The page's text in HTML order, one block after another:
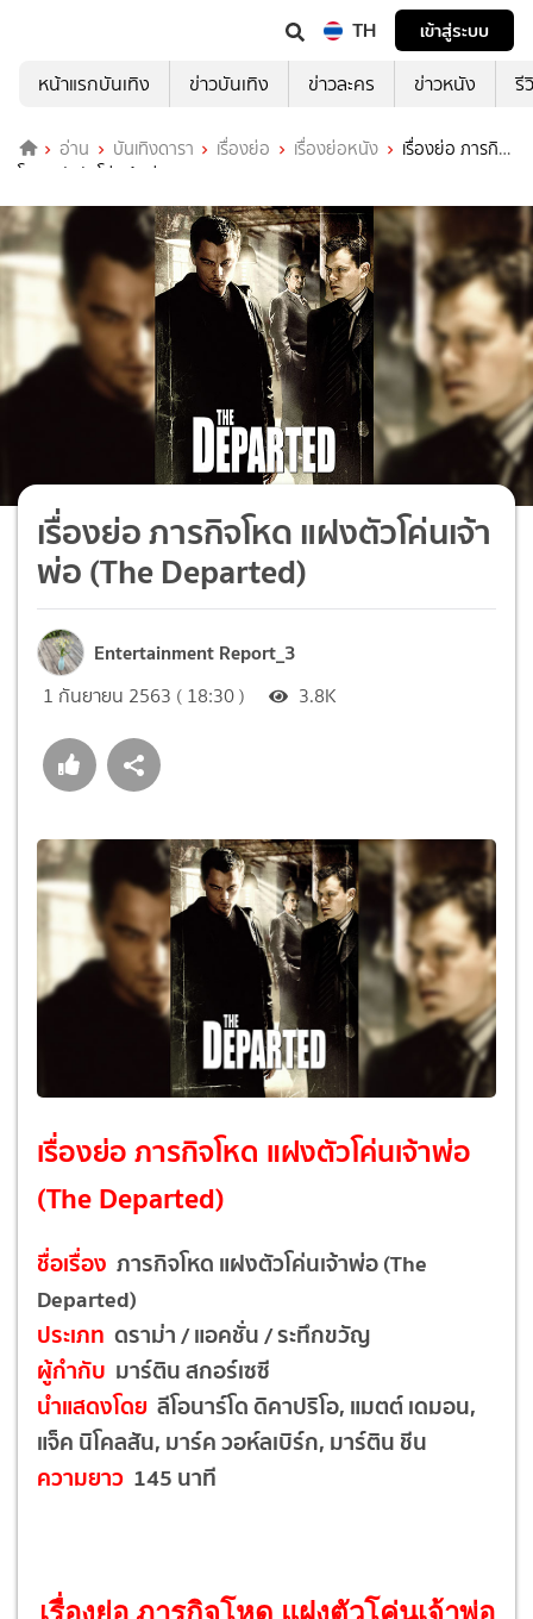
TH
เข้าสู่ระบบ
หน้าแรกบันเทิง
ข่าวบันเทิง ข่าวละคร ข่าวหนัง รี
อ่าน บันเทิงดารา เรื่องย่อ เรื่องย่อหนัง
เรื่องย่อ ภารกิจ
โหด แฝงตัวโค่นเจ้าพ่อ (The Departed)
เรื่องย่อ ภารกิจโหด แฝงตัวโค่นเจ้า
พ่อ (The Departed)
Entertainment Report_3
1 กันยายน 2563 ( 18:30 ) 3.8K
เรื่องย่อ ภารกิจโหด แฝงตัวโค่นเจ้าพ่อ
(The Departed)
ชื่อเรื่อง ภารกิจโหด แฝงตัวโค่นเจ้าพ่อ (The
Departed)
ประเภท ดราม่า / แอคชั่น / ระทึกขวัญ
ผู้กำกับ มาร์ติน สกอร์เซซี
นำแสดงโดย ลีโอนาร์โด ดิคาปริโอ, แมตต์ เดมอน,
แจ็ค นิโคลสัน, มาร์ค วอห์ลเบิร์ก, มาร์ติน ชีน
ความยาว 145 นาที